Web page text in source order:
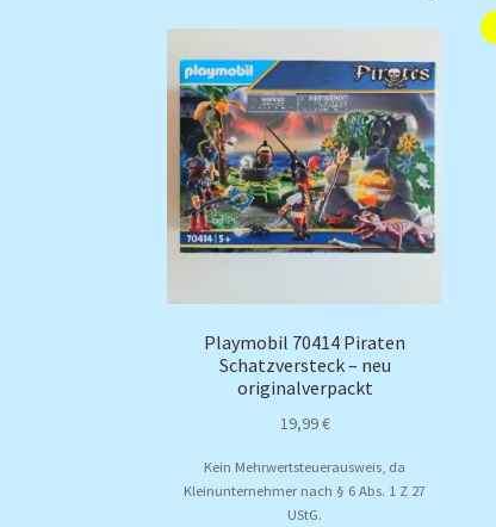
Playmobil 70414 Piraten
Schatzversteck – neu
originalverpackt
19,99€
Kein Mehrwertsteuerausweis, da
Kleinunternehmer nach § 6 Abs. 1 Z 27
UStG.